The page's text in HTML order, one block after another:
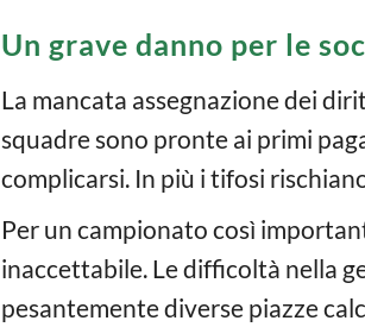
Un grave danno per le
La mancata assegnazione dei
squadre sono pronte ai primi
complicarsi. In più i tifosi
Per un campionato così
inaccettabile. Le difficoltà nella
pesantemente diverse piazze